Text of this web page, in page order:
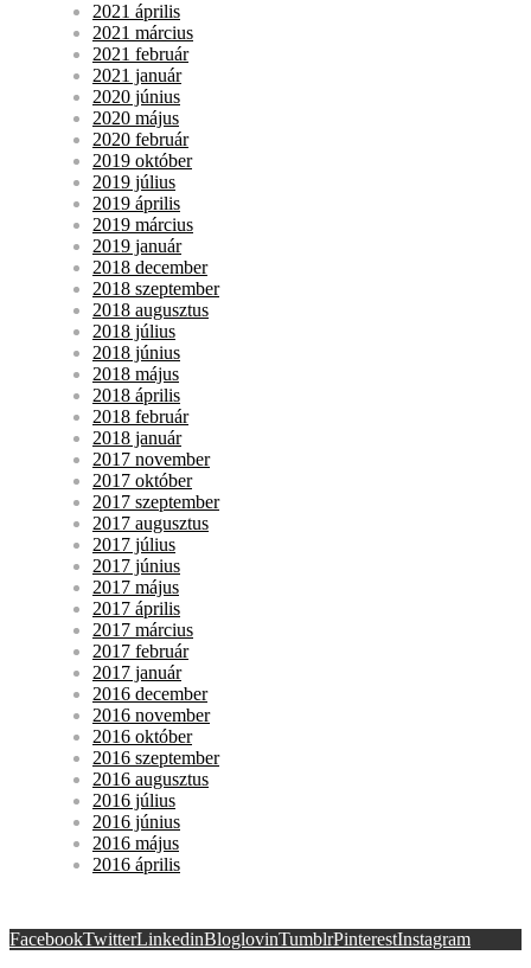
2021 április
2021 március
2021 február
2021 január
2020 június
2020 május
2020 február
2019 október
2019 július
2019 április
2019 március
2019 január
2018 december
2018 szeptember
2018 augusztus
2018 július
2018 június
2018 május
2018 április
2018 február
2018 január
2017 november
2017 október
2017 szeptember
2017 augusztus
2017 július
2017 június
2017 május
2017 április
2017 március
2017 február
2017 január
2016 december
2016 november
2016 október
2016 szeptember
2016 augusztus
2016 július
2016 június
2016 május
2016 április
FacebookTwitterLinkedinBloglovinTumblrPinterestInstagram